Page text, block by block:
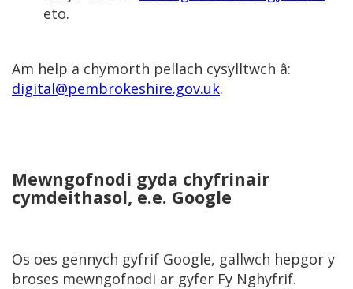
eto.
Am help a chymorth pellach cysylltwch â:
digital@pembrokeshire.gov.uk.
Mewngofnodi gyda chyfrinair
cymdeithasol, e.e. Google
Os oes gennych gyfrif Google, gallwch hepgor y
broses mewngofnodi ar gyfer Fy Nghyfrif.